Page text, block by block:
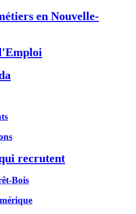
en Nouvelle-
recrutent
Bois